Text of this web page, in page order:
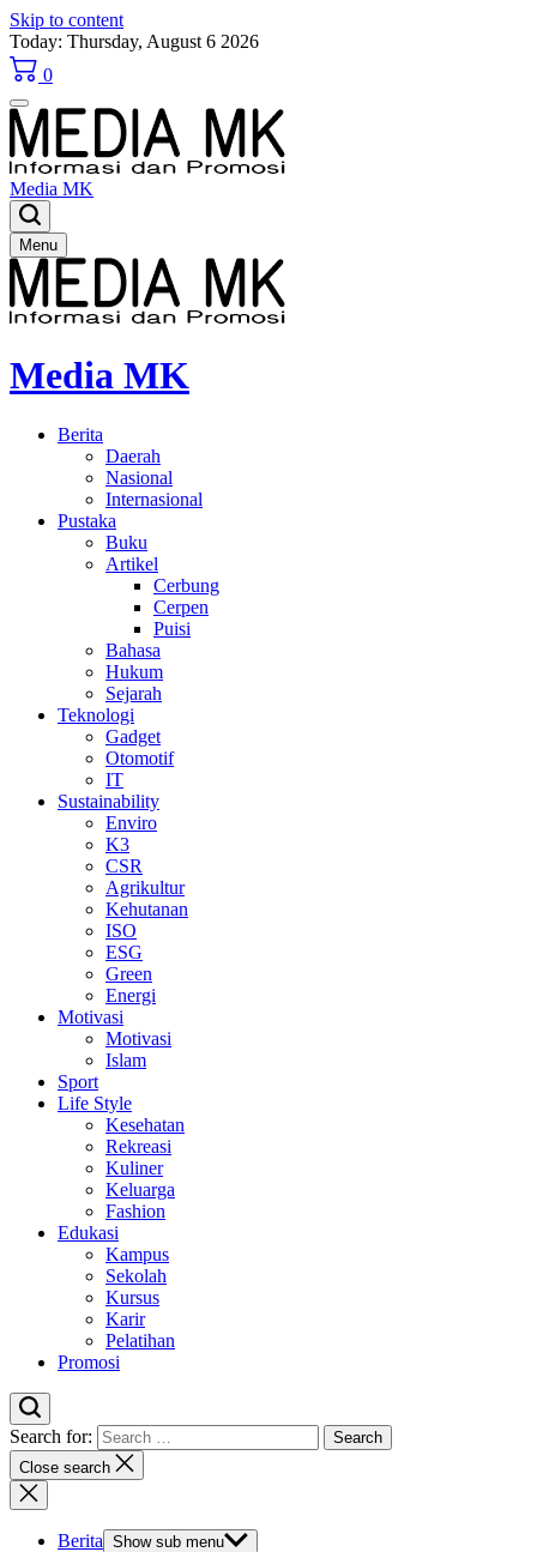
Skip to content
Today: Thursday, August 6 2026
0
Media MK
Menu
Media MK
Berita
Daerah
Nasional
Internasional
Pustaka
Buku
Artikel
Cerbung
Cerpen
Puisi
Bahasa
Hukum
Sejarah
Teknologi
Gadget
Otomotif
IT
Sustainability
Enviro
K3
CSR
Agrikultur
Kehutanan
ISO
ESG
Green
Energi
Motivasi
Motivasi
Islam
Sport
Life Style
Kesehatan
Rekreasi
Kuliner
Keluarga
Fashion
Edukasi
Kampus
Sekolah
Kursus
Karir
Pelatihan
Promosi
Search for:
Close search
Berita Show sub menu